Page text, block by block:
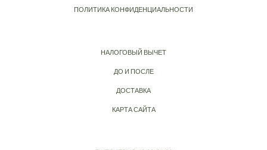
ПОЛИТИКА КОНФИДЕНЦИАЛЬНОСТИ
НАЛОГОВЫЙ ВЫЧЕТ
ДО И ПОСЛЕ
ДОСТАВКА
КАРТА САЙТА